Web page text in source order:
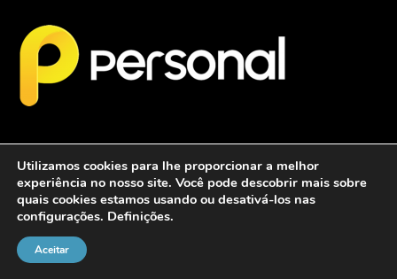
2026 - Personalcob - CNPJ: 12.837.042/0001-60- Todos direitos
Utilizamos cookies para lhe proporcionar a melhor
experiência no nosso site. Você pode descobrir mais sobre
quais cookies estamos usando ou desativá-los nas
configurações. Definições.
Aceitar